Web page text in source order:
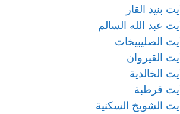
بنيد القار
عبد الله السالم
الصليبيخات
القيروان
الخالدية
قرطبة
الشويخ السكنية